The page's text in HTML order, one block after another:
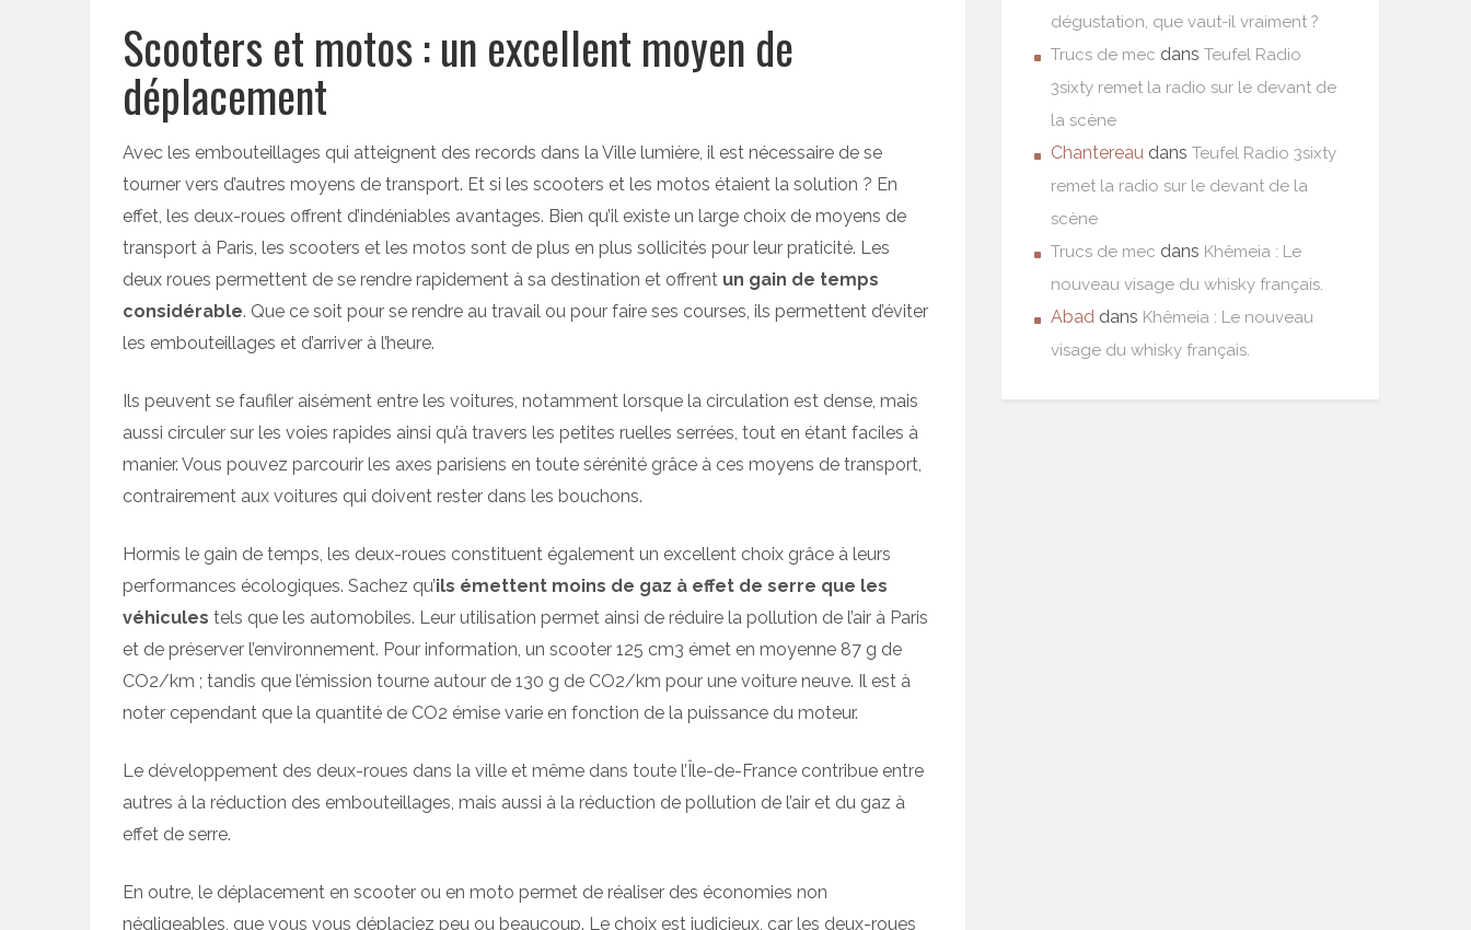
Scooters et motos : un excellent moyen de
déplacement
Avec les embouteillages qui atteignent des records dans la Ville lumière, il est nécessaire de se
tourner vers d’autres moyens de transport. Et si les scooters et les motos étaient la solution ? En
effet, les deux-roues offrent d’indéniables avantages. Bien qu’il existe un large choix de moyens de
transport à Paris, les scooters et les motos sont de plus en plus sollicités pour leur praticité. Les
deux roues permettent de se rendre rapidement à sa destination et offrent un gain de temps
considérable. Que ce soit pour se rendre au travail ou pour faire ses courses, ils permettent d’éviter
les embouteillages et d’arriver à l’heure.
Ils peuvent se faufiler aisément entre les voitures, notamment lorsque la circulation est dense, mais
aussi circuler sur les voies rapides ainsi qu’à travers les petites ruelles serrées, tout en étant faciles à
manier. Vous pouvez parcourir les axes parisiens en toute sérénité grâce à ces moyens de transport,
contrairement aux voitures qui doivent rester dans les bouchons.
Hormis le gain de temps, les deux-roues constituent également un excellent choix grâce à leurs
performances écologiques. Sachez qu’ils émettent moins de gaz à effet de serre que les
véhicules tels que les automobiles. Leur utilisation permet ainsi de réduire la pollution de l’air à Paris
et de préserver l’environnement. Pour information, un scooter 125 cm3 émet en moyenne 87 g de
CO2/km ; tandis que l’émission tourne autour de 130 g de CO2/km pour une voiture neuve. Il est à
noter cependant que la quantité de CO2 émise varie en fonction de la puissance du moteur.
Le développement des deux-roues dans la ville et même dans toute l’Île-de-France contribue entre
autres à la réduction des embouteillages, mais aussi à la réduction de pollution de l’air et du gaz à
effet de serre.
En outre, le déplacement en scooter ou en moto permet de réaliser des économies non
négligeables, que vous vous déplaciez peu ou beaucoup. Le choix est judicieux, car les deux-roues
dégustation, que vaut-il vraiment ?
Trucs de mec dans Teufel Radio
3sixty remet la radio sur le devant de
la scène
Chantereau dans Teufel Radio 3sixty
remet la radio sur le devant de la
scène
Trucs de mec dans Khêmeia : Le
nouveau visage du whisky français.
Abad dans Khêmeia : Le nouveau
visage du whisky français.